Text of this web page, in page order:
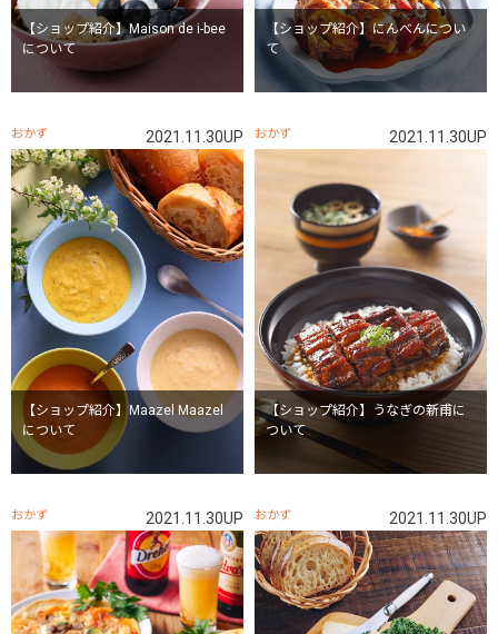
【ショップ紹介】Maison de i-bee
について
【ショップ紹介】にんべんについ
て
【ショップ紹介】Maazel Maazel
について
おかず 2021.11.30UP
【ショップ紹介】うなぎの新甫に
ついて
おかず 2021.11.30UP
おかず 2021.11.30UP おかず 2021.11.30UP